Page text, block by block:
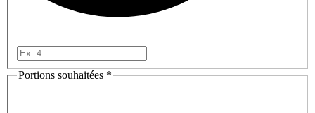
Portions souhaitées *